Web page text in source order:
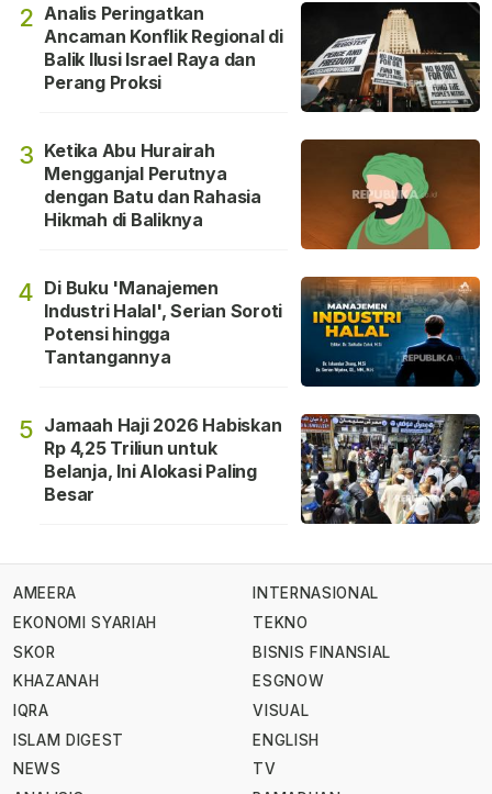
2 Analis Peringatkan
Ancaman Konflik Regional di
Balik Ilusi Israel Raya dan
Perang Proksi
3 Ketika Abu Hurairah
Mengganjal Perutnya
dengan Batu dan Rahasia
Hikmah di Baliknya
4 Di Buku 'Manajemen
Industri Halal', Serian Soroti
Potensi hingga
Tantangannya
5 Jamaah Haji 2026 Habiskan
Rp 4,25 Triliun untuk
Belanja, Ini Alokasi Paling
Besar
AMEERA
EKONOMI SYARIAH
SKOR
KHAZANAH
IQRA
ISLAM DIGEST
NEWS
INTERNASIONAL
TEKNO
BISNIS FINANSIAL
ESGNOW
VISUAL
ENGLISH
TV